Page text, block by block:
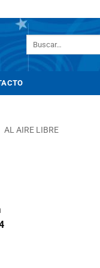
AL AIRE LIBRE